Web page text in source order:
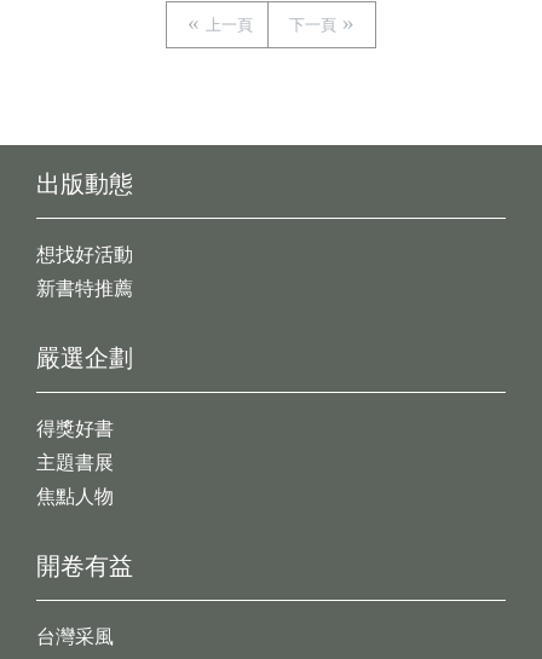
上一頁 下一頁
出版動態
想找好活動
新書特推薦
開卷有益
台灣采風
嚴選企劃
得獎好書
主題書展
焦點人物